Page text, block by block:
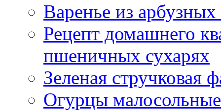
Варенье из
Рецепт домашнего
пшеничных сухарях
Зеленая стручковая
Огурцы